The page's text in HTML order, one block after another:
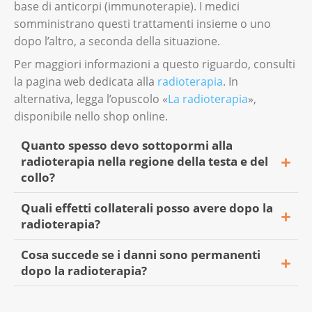
La ricostruzione chirurgica è importante:
per migliorare la qualità della Sua vita;
per tornare alle attività quotidiane.
base di anticorpi (immunoterapie). I medici
somministrano questi trattamenti insieme o uno
dopo l’altro, a seconda della situazione.
Per maggiori informazioni a questo riguardo, consulti
la pagina web dedicata alla radioterapia. In
alternativa, legga l’opuscolo «La radioterapia»,
disponibile nello shop online.
Quanto spesso devo sottopormi alla
radioterapia nella regione della testa e del
collo?
La frequenza della radioterapia dipende da:
quale tipo di cancro Lei ha;
quanto è avanzato;
obiettivo del trattamento (eliminare il
Quali effetti collaterali posso avere dopo la
radioterapia?
Gli effetti collaterali più comuni sono:
irritazione o arrossamento della pelle;
Cosa succede se i danni sono permanenti
dopo la radioterapia?